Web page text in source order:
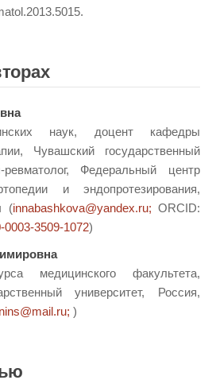
наук, доцент кафедры
Чувашский государственный
ревматолог, Федеральный центр
и эндопротезирования,
(innabashkova@yandex.ru; ORCID:
0003-3509-1072)
медицинского факультета,
университет, Россия,
)